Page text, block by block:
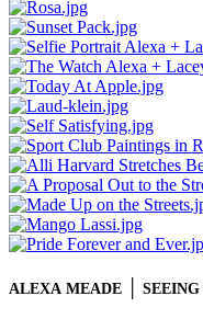
ALEXA MEADE SEEING